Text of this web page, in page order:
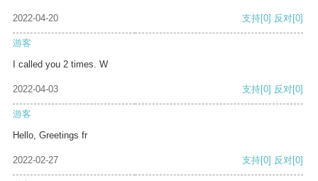
2022-04-20 支持[0] 反对[0]
游客
I called you 2 times. W
2022-04-03 支持[0] 反对[0]
游客
Hello, Greetings fr
2022-02-27 支持[0] 反对[0]